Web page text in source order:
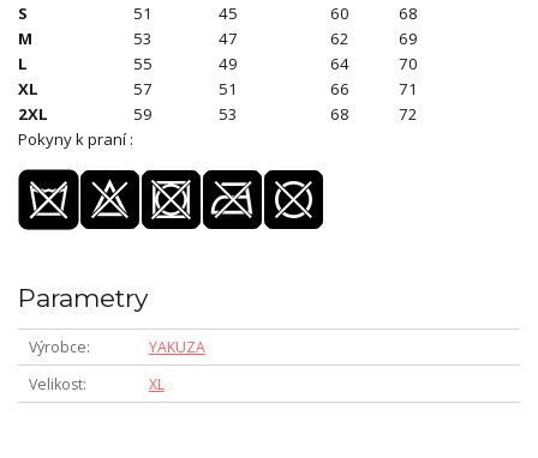
S
51 45 60
68
M
53 47 62
69
L
55 49 64
70
XL
57 51 66
71
2XL
59 53 68
72
Pokyny k praní :
Parametry
Výrobce
YAKUZA
Velikost
XL